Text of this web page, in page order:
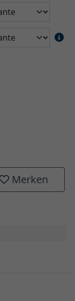
Merken